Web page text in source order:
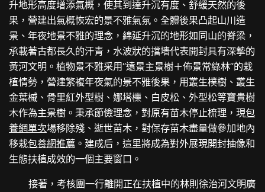
升地形高度增添氣概，使其到達升沉有度、舒緩天然的後
果，營建出氣概恢宏的景不雅氣氛。全體後果凸起山川造
景、年夜地景不雅的理念，綿延升沉的地形如同山的脊梁，
承載著古都長久的汗青，水波狀的擋墻代表開封具有深摯的
黃河文明。植物景不雅采用“遠景主景樹＋佈景常綠林”的栽
植情勢，營建繁複年夜氣的景不雅後果，用叢生樸樹、叢生
金葉槭、骨里紅外型樹、娜塔櫟、白皮松、外型松等寶貴樹
木作為主景樹。秉承節儉理念，對原有苗木停止梳理，現包
養網單次場移除殘、逝世苗木，對保存苗木盡量做參加地內
移栽包養網推薦 。建成后，這里將成為對外展現開封抽像和
生態扶植成效的一個主要窗口。
接著，考核團一行離開正在扶植中的林則徐治河文明廣